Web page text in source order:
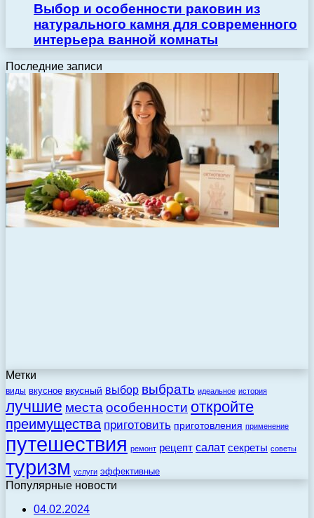
Выбор и особенности раковин из
натурального камня для современного
интерьера ванной комнаты
Последние записи
Метки
виды вкусное вкусный выбор выбрать идеальное история
лучшие местаособенности откройте
преимущества приготовить приготовления применение
путешествия ремонт рецепт салат секреты советы
туризм услуги эффективные
Популярные новости
04.02.2024